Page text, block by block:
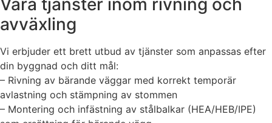
Våra tjänster inom rivning och
avväxling
Vi erbjuder ett brett utbud av tjänster som anpassas efter
din byggnad och ditt mål:
– Rivning av bärande väggar med korrekt temporär
avlastning och stämpning av stommen
– Montering och infästning av stålbalkar (HEA/HEB/IPE)